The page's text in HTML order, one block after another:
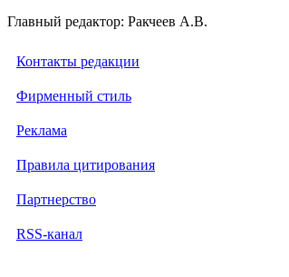
Главный редактор: Ракчеев А.В.
Контакты редакции
Фирменный стиль
Реклама
Правила цитирования
Партнерство
RSS-канал